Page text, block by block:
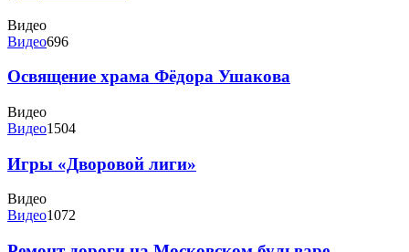
Видео
Видео696
Освящение храма Фёдора Ушакова
Видео
Видео1504
Игры «Дворовой лиги»
Видео
Видео1072